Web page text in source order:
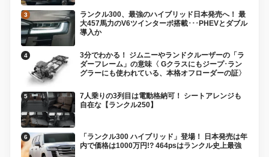
ランクル300、最強のハイブリッド日本発売へ！ 最
大457馬力のV6ツインターボ搭載･･･PHEVとダブル
導入か
3分でわかる！ ジムニーやランドクルーザーの「ラ
ダーフレーム」の意味〈 Gクラスにもジープ･ラン
グラーにも使われている、本格オフローダーの証〉
7人乗りの3列目は電動格納可！ シートアレンジも
自在な【ランクル250】
「ランクル300 ハイブリッド」登場！ 日本発売は年
内で価格は1000万円!? 464psはランクル史上最強